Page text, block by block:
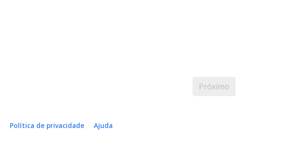
Próximo
Política de privacidade Ajuda